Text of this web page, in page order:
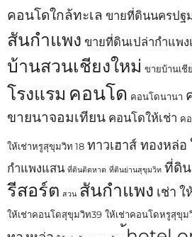
คอนโดใกล้ทะเล ขายที่ดินนครปฐ
สันกำแพง ขายที่ดินเปล่ากำแพ
บ้านสวนเชียงใหม่ ขายบ้านเชี
โรงแรม คอนโด คอนโดนานา
ขายนาจอมเทียน คอนโดให้เช่า ค
ให้เช่าหรูสุขุมวิท 18 ทาวเฮาส์ ทองหล่อ
กำแพงแสน ที่ดินติดหาด ที่ดินย่านสุขุมวิท ที่ดิน
รีสอร์ต สวน สันกำแพง เช่า ใ
ให้เช่าคอนโดสุขุมวิท39 ให้เช่าคอนโดหรูสุขุม